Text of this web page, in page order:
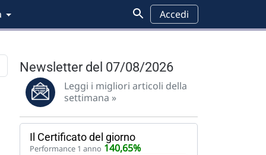
Accedi
Analisi grafica Wall Street
Newsletter del 07/08/2026
Leggi i migliori articoli della
settimana »
Il Certificato del giorno
Performance 1 anno 140,65%